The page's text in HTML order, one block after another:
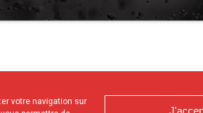
votre navigation sur